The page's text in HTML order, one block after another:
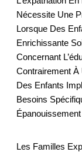
Nécessite Une
Lorsque Des
Enrichissante
Concernant
Contrairement À
Des Enfants
Besoins
Les Familles